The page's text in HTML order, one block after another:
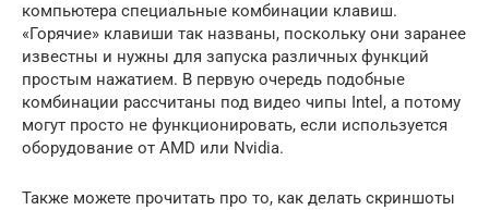
компьютера специальные комбинации клавиш.
«Горячие» клавиши так названы, поскольку они заранее
известны и нужны для запуска различных функций
простым нажатием. В первую очередь подобные
комбинации рассчитаны под видео чипы Intel, а потому
могут просто не функционировать, если используется
оборудование от AMD или Nvidia.
Также можете прочитать про то, как делать скриншоты